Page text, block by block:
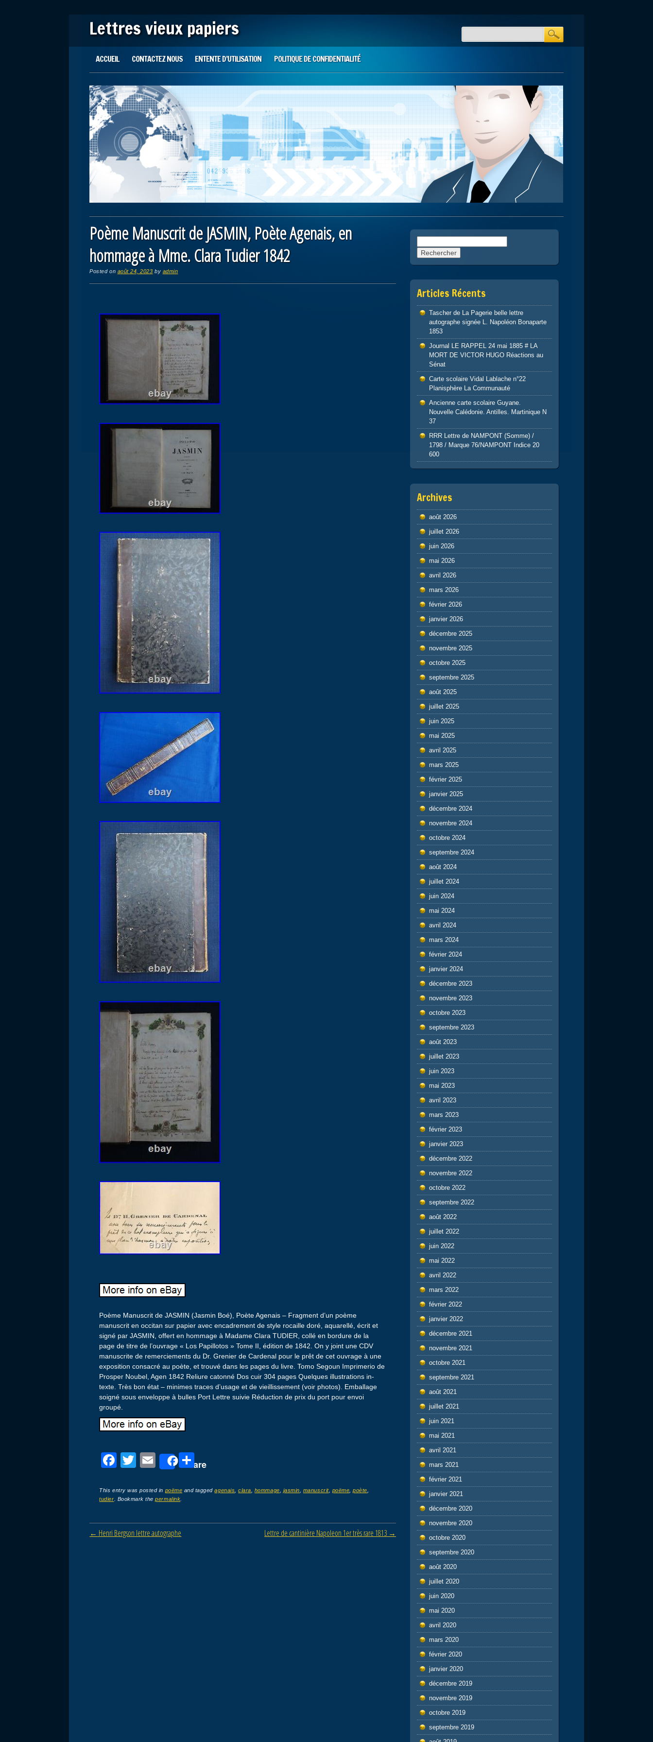
Lettres vieux papiers
Main menu
ACCUEIL CONTACTEZ NOUS ENTENTE D’UTILISATION POLITIQUE DE CONFIDENTIALITÉ
Poème Manuscrit de JASMIN, Poète Agenais, en
hommage à Mme. Clara Tudier 1842
Posted on août 24, 2023 by admin
Poème Manuscrit de JASMIN (Jasmin Boé), Poète Agenais – Fragment d’un poème
manuscrit en occitan sur papier avec encadrement de style rocaille doré, aquarellé, écrit et
signé par JASMIN, offert en hommage à Madame Clara TUDIER, collé en bordure de la
page de titre de l’ouvrage « Los Papillotos » Tome II, édition de 1842. On y joint une CDV
manuscrite de remerciements du Dr. Grenier de Cardenal pour le prêt de cet ouvrage à une
exposition consacré au poète, et trouvé dans les pages du livre. Tomo Segoun Imprimerio de
Prosper Noubel, Agen 1842 Reliure catonné Dos cuir 304 pages Quelques illustrations in-
texte. Très bon état – minimes traces d’usage et de vieillissement (voir photos). Emballage
soigné sous enveloppe à bulles Port Lettre suivie Réduction de prix du port pour envoi
groupé.
F
c
e
b
o
T
tt
er
E
ail
Share
P
ta
er
This entry was posted in poëme and taggedagenais ,clara hommage jasmin manuscrit, poëme ,poète
tudier . Bookmark thepermalink
Post navigation
← Henri Bergson lettre autographe Lettre de cantinière Napoleon 1er très rare 1813 →
Articles Récents
Tascher de La Pagerie belle lettre
autographe signée L. Napoléon Bonaparte
1853
Journal LE RAPPEL 24 mai 1885 # LA
MORT DE VICTOR HUGO Réactions au
Sénat
Carte scolaire Vidal Lablache n°22
Planisphère La Communauté
Ancienne carte scolaire Guyane.
Nouvelle Calédonie. Antilles. Martinique N
37
RRR Lettre de NAMPONT (Somme) /
1798 / Marque 76/NAMPONT Indice 20
600
Archives
août 2026
juillet 2026
juin 2026
mai 2026
avril 2026
mars 2026
février 2026
janvier 2026
décembre 2025
novembre 2025
octobre 2025
septembre 2025
août 2025
juillet 2025
juin 2025
mai 2025
avril 2025
mars 2025
février 2025
janvier 2025
décembre 2024
novembre 2024
octobre 2024
septembre 2024
août 2024
juillet 2024
juin 2024
mai 2024
avril 2024
mars 2024
février 2024
janvier 2024
décembre 2023
novembre 2023
octobre 2023
septembre 2023
août 2023
juillet 2023
juin 2023
mai 2023
avril 2023
mars 2023
février 2023
janvier 2023
décembre 2022
novembre 2022
octobre 2022
septembre 2022
août 2022
juillet 2022
juin 2022
mai 2022
avril 2022
mars 2022
février 2022
janvier 2022
décembre 2021
novembre 2021
octobre 2021
septembre 2021
août 2021
juillet 2021
juin 2021
mai 2021
avril 2021
mars 2021
février 2021
janvier 2021
décembre 2020
novembre 2020
octobre 2020
septembre 2020
août 2020
juillet 2020
juin 2020
mai 2020
avril 2020
mars 2020
février 2020
janvier 2020
décembre 2019
novembre 2019
octobre 2019
septembre 2019